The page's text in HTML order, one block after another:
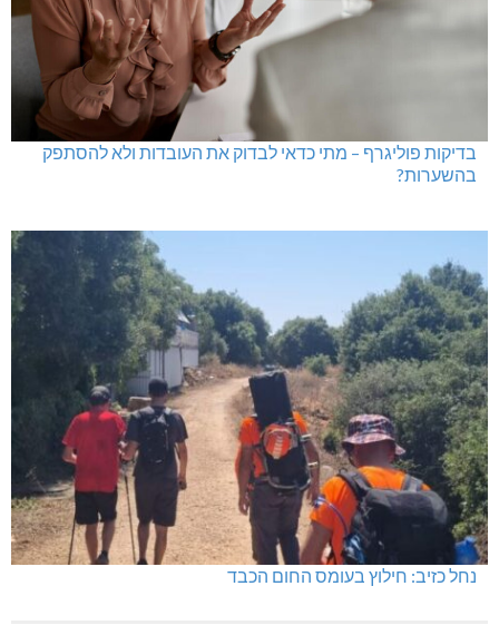
בדיקות פוליגרף – מתי כדאי לבדוק את העובדות ולא להסתפק
בהשערות?
נחל כזיב: חילוץ בעומס החום הכבד